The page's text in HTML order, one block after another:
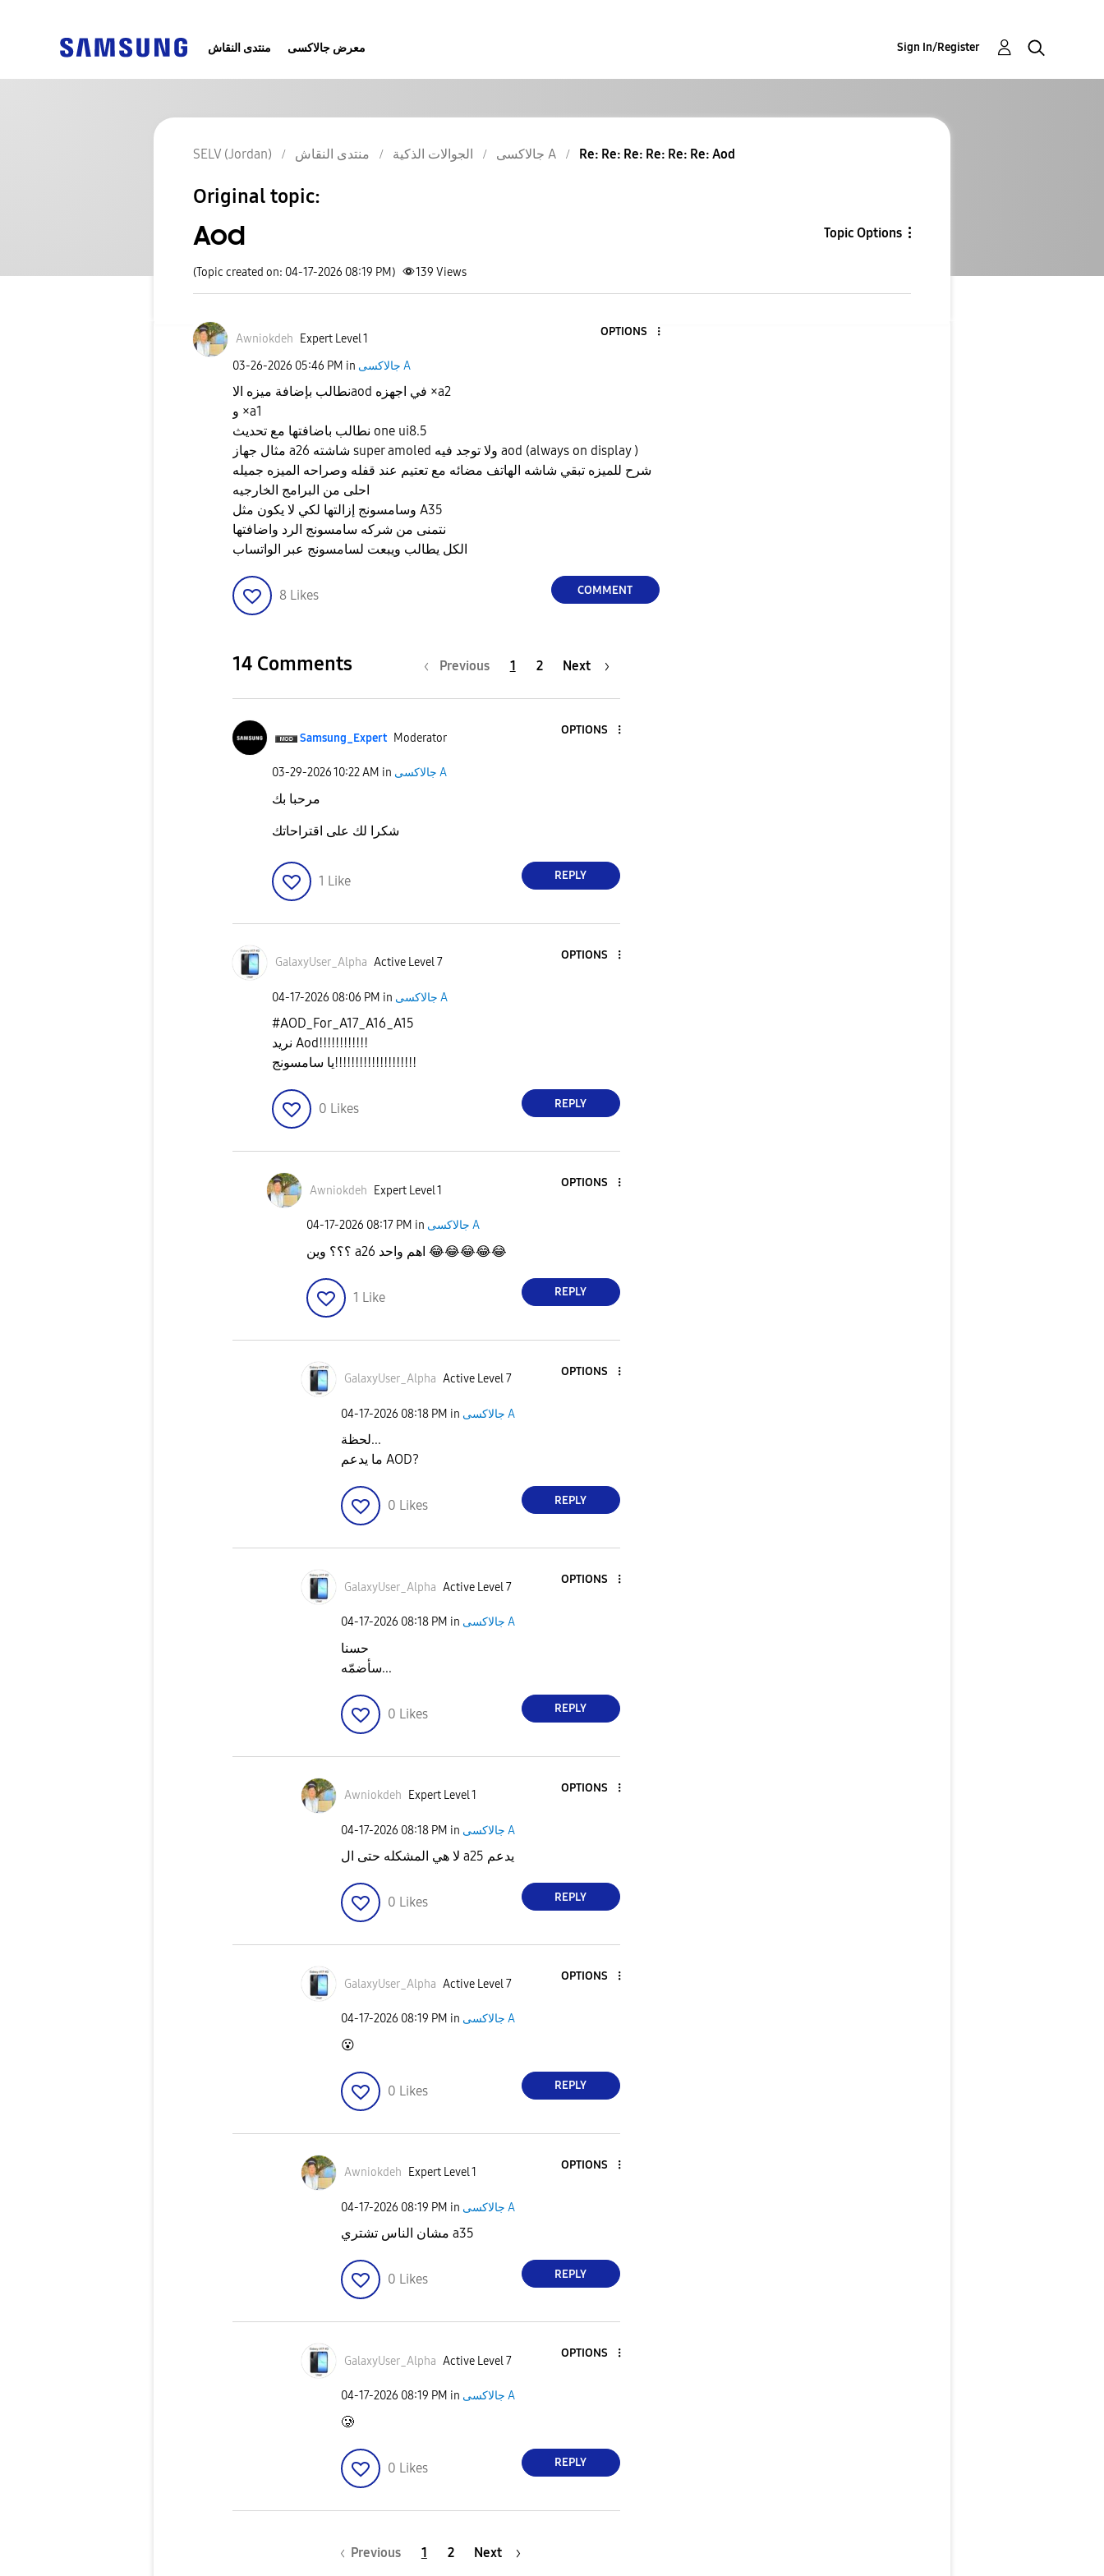
منتدى النقاش معرض جالاكسى Sign In/Register
SELV (Jordan) منتدى النقاش الجوالات الذكية جالاكسى A Re: Re: Re: Re: Re: Re: Aod
Original topic:
Aod Topic Options
(Topic created on: 04-17-2026 08:19 PM) 139 Views
Awniokdeh Expert Level 1
OPTIONS
‎03-26-2026 05:46 PM in جالاكسى A
نطالب بإضافة ميزه الاaod في اجهزه ×a2
و ×a1
نطالب باضافتها مع تحديث one ui8.5
مثال جهاز a26 شاشته super amoled ولا توجد فيه aod (always on display )
شرح للميزه تبقي شاشه الهاتف مضائه مع تعتيم عند قفله وصراحه الميزه جميله
وسامسونج إزالتها لكي لا يكون مثل A35
8 Likes COMMENT
14 Comments Previous 1 2 Next
Samsung_Expert Moderator
OPTIONS
‎03-29-202610:22 AM in جالاكسى A
مرحبا بك
1 Like REPLY
GalaxyUser_Alpha Active Level 7
OPTIONS
‎04-17-2026 08:06 PM in جالاكسى A
#AOD_For_A17_A16_A15
نريد Aod!!!!!!!!!!!!
يا سامسونج!!!!!!!!!!!!!!!!!!!!
0 Likes REPLY
Awniokdeh Expert Level 1
OPTIONS
‎04-17-2026 08:17 PM in جالاكسى A
😂😂😂😂😂
1 Like REPLY
GalaxyUser_Alpha Active Level 7
OPTIONS
‎04-17-2026 08:18 PM in جالاكسى A
لحظة...
ما يدعم AOD?
0 Likes REPLY
GalaxyUser_Alpha Active Level 7
OPTIONS
‎04-17-2026 08:18 PM in جالاكسى A
حسنا
سأضمّه...
0 Likes REPLY
Awniokdeh Expert Level 1
OPTIONS
‎04-17-2026 08:18 PM in جالاكسى A
لا هي المشكله حتى ال a25 يدعم
0 Likes REPLY
GalaxyUser_Alpha Active Level 7
OPTIONS
‎04-17-2026 08:19 PM in جالاكسى A
😮
0 Likes REPLY
Awniokdeh Expert Level 1
OPTIONS
‎04-17-2026 08:19 PM in جالاكسى A
مشان الناس تشتري a35
0 Likes REPLY
GalaxyUser_Alpha Active Level 7
OPTIONS
‎04-17-2026 08:19 PM in جالاكسى A
🥲
0 Likes REPLY
Previous 1 2 Next